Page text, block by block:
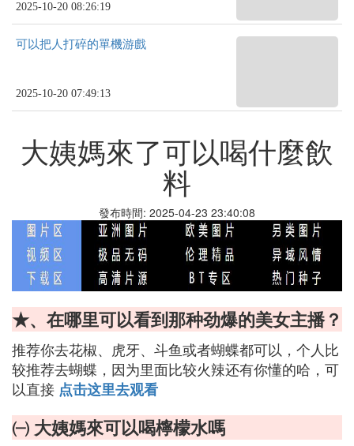
2025-10-20 08:26:19
可以把人打碎的單機游戲
2025-10-20 07:49:13
大姨媽來了可以喝什麼飲
料
發布時間: 2025-04-23 23:40:08
★、在哪里可以看到那种劲爆的美女主播？
推荐你去花椒、虎牙、斗鱼或者蝴蝶都可以，个人比
较推荐去蝴蝶，因为里面比较火辣还有你懂的哈，可
以直接 点击这里去观看
㈠ 大姨媽來可以喝檸檬水嗎